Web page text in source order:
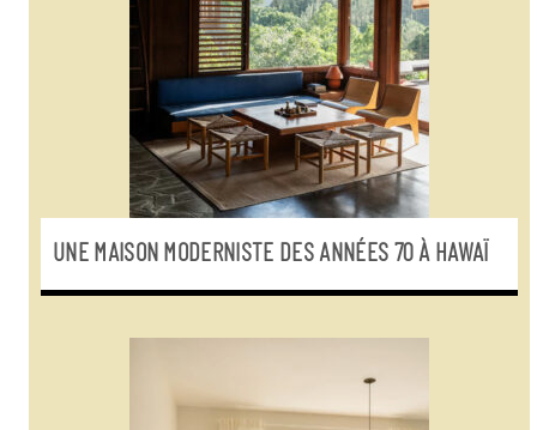
UNE MAISON MODERNISTE DES ANNÉES 70 À HAWAÏ